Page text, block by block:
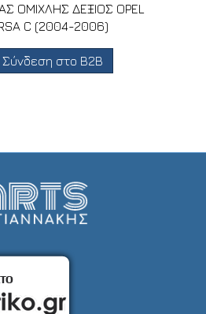
ΟΜΙΧΛΗΣ ΔΕΞΙΟΣ OPEL
C (2004-2006)
Σύνδεση στο B2B